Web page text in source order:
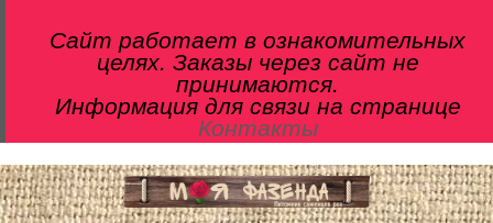
Сайт работает в ознакомительных
целях. Заказы через сайт не
принимаются.
Информация для связи на странице
Контакты